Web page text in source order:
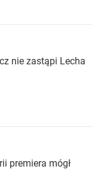
nie zastąpi Lecha
premiera mógł